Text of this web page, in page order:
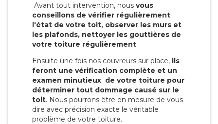
Avant tout intervention, nous vous
conseillons de vérifier régulièrement
l'état de votre toit, observer les murs et
les plafonds, nettoyer les gouttières de
votre toiture régulièrement.
Ensuite une fois nos couvreurs sur place, ils
feront une vérification complète et un
examen minutieux de votre toiture pour
déterminer tout dommage causé sur le
toit. Nous pourrons être en mesure de vous
dire avec précision exacte le véritable
problème de votre toiture.